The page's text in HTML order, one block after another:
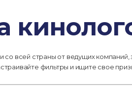
со всей страны от ведущих компаний,
фильтры и ищите свое